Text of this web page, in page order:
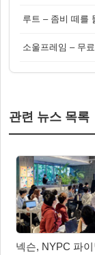
소울프레임 – 무
관련 뉴스 목록
넥슨, NYPC 파